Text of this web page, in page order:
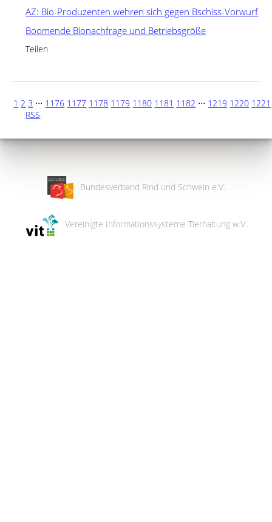
AZ: Bio-Produzenten wehren sich gegen Bschiss-Vorwurf
Boomende Bionachfrage und Betriebsgröße
Teilen
1 2 3 ⋅⋅⋅ 1176 1177 1178 1179 1180 1181 1182 ⋅⋅⋅ 1219 1220 1221
RSS
Bundesverband Rind und Schwein e.V.
Vereinigte Informationssysteme Tierhaltung w.V.